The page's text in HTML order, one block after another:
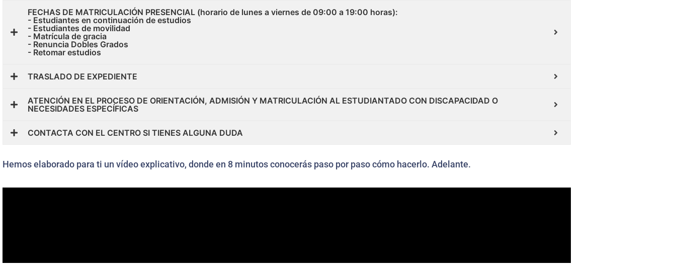
FECHAS DE MATRICULACIÓN PRESENCIAL (horario de lunes a viernes de 09:00 a 19:00 horas):
- Estudiantes en continuación de estudios
- Estudiantes de movilidad
- Matrícula de gracia
- Renuncia Dobles Grados
- Retomar estudios
TRASLADO DE EXPEDIENTE
ATENCIÓN EN EL PROCESO DE ORIENTACIÓN, ADMISIÓN Y MATRICULACIÓN AL ESTUDIANTADO CON DISCAPACIDAD O
NECESIDADES ESPECÍFICAS
CONTACTA CON EL CENTRO SI TIENES ALGUNA DUDA
Hemos elaborado para ti un vídeo explicativo, donde en 8 minutos conocerás paso por paso cómo hacerlo. Adelante.